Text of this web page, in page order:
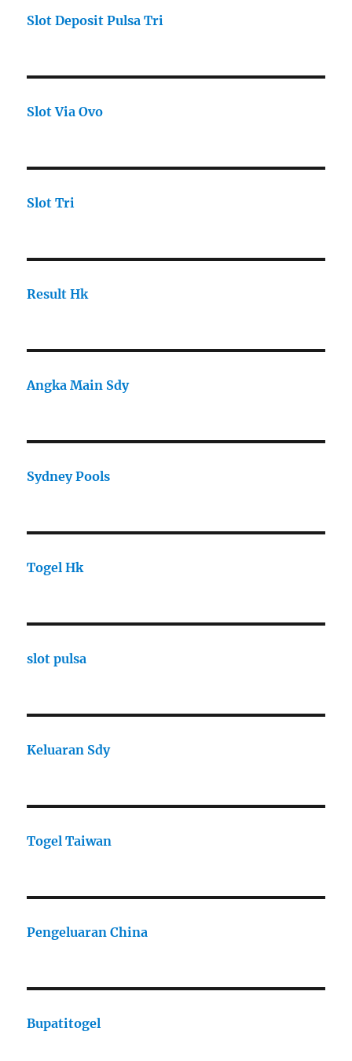
Slot Deposit Pulsa Tri
Slot Via Ovo
Slot Tri
Result Hk
Angka Main Sdy
Sydney Pools
Togel Hk
slot pulsa
Keluaran Sdy
Togel Taiwan
Pengeluaran China
Bupatitogel